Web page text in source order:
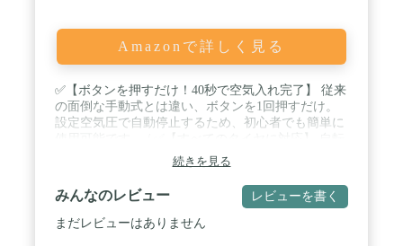
Amazonで詳しく見る
✅【ボタンを押すだけ！40秒で空気入れ完了】 従来
の面倒な手動式とは違い、ボタンを1回押すだけ。
設定空気圧で自動停止するため、初心者でも簡単に
車、車、バイク、ボール、浮き輪など幅広く対応。
米式、英式、仏式の各バルブに対応しています。 /
✅【最大空気圧150PSI（約10.3bar）・圧倒的なパワ
ー】 最大150PSIの高性能で、ロードバイクや自動車
のタイヤも余裕で対応できます。圧倒的パワーで素
続きを見る
みんなのレビュー レビューを書く
まだレビューはありません